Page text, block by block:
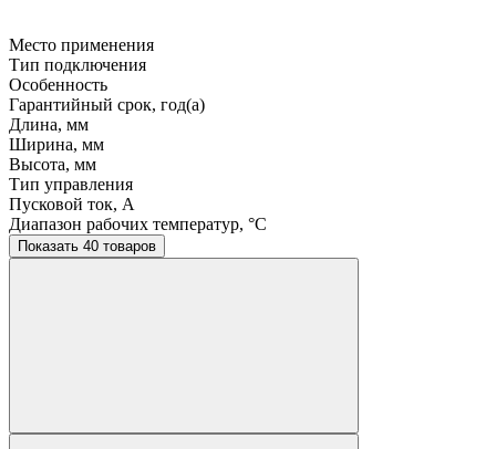
Место применения
Тип подключения
Особенность
Гарантийный срок, год(а)
Длина, мм
Ширина, мм
Высота, мм
Тип управления
Пусковой ток, A
Диапазон рабочих температур, °C
Показать 40 товаров